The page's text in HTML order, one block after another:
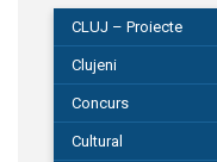
CLUJ – Proiecte
Clujeni
Concurs
Cultural